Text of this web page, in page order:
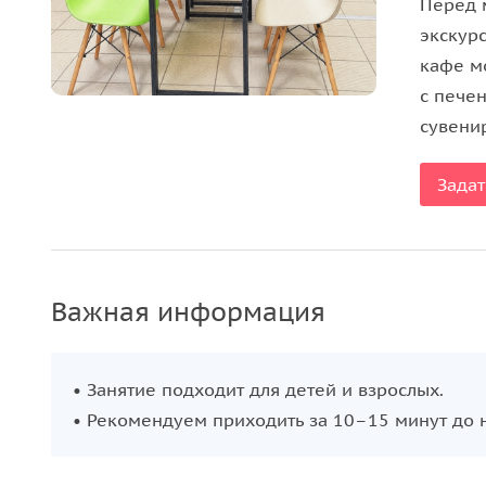
руками и сразу забрать её домой. Участники
декоративных букетов и почувствуют себя
занятие дарит не только готовый результат, но
Перед
кафе
с
Важная информация
• Занятие подходит для детей и взрослых.
• Рекомендуем приходить за 10–15 минут до